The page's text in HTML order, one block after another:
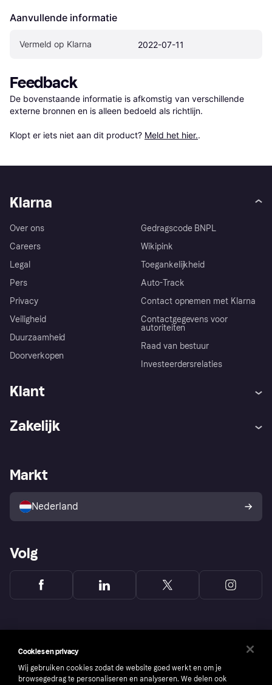
Aanvullende informatie
Vermeld op Klarna 2022-07-11
Feedback
De bovenstaande informatie is afkomstig van verschillende
externe bronnen en is alleen bedoeld als richtlijn.
Klopt er iets niet aan dit product? Meld het hier..
Klarna
Over ons
Careers
Legal
Pers
Privacy
Veiligheid
Duurzaamheid
Doorverkopen
Gedragscode BNPL
Wikipink
Toegankelijkheid
Auto-Track
Contact opnemen met Klarna
Contactgegevens voor
autoriteiten
Raad van bestuur
Investeerdersrelaties
Klant
Winkeloverzicht
Kopersbescherming voor
consumenten
Zakelijk
Zakelijke login
Markt
Nederland
Volg
Cookies en privacy
Wij gebruiken cookies zodat de website goed werkt en om je
browsegedrag te personaliseren en analyseren. We delen ook